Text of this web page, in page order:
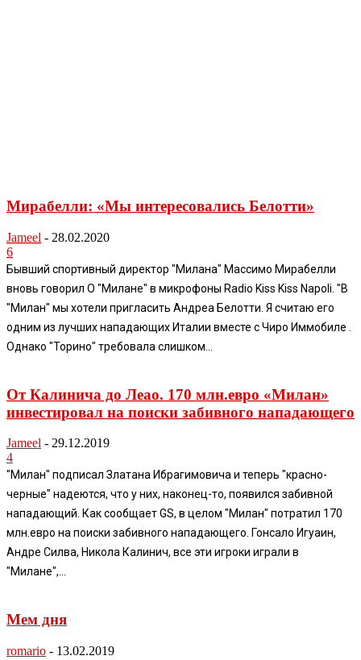
Мирабелли: «Мы интересовались Белотти»
Jameel - 28.02.2020
6
Бывший спортивный директор "Милана" Массимо Мирабелли
вновь говорил О "Милане" в микрофоны Radio Kiss Kiss Napoli. "В
"Милан" мы хотели пригласить Андреа Белотти. Я считаю его
одним из лучших нападающих Италии вместе с Чиро Иммобиле .
Однако "Торино" требовала слишком...
От Калинича до Леао. 170 млн.евро «Милан»
инвестировал на поиски забивного нападающего
Jameel - 29.12.2019
4
"Милан" подписал Златана Ибрагимовича и теперь "красно-
черные" надеются, что у них, наконец-то, появился забивной
нападающий. Как сообщает GS, в целом "Милан" потратил 170
млн.евро на поиски забивного нападающего. Гонсало Игуаин,
Андре Силва, Никола Калинич, все эти игроки играли в
"Милане",...
Мем дня
romario - 13.02.2019